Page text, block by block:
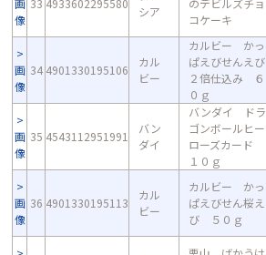
画
像
33 4933602295580
シア
のデビルズチョ
コケーキ
画
像
34 4901330195106
カル
ビー
カルビー かっ
ぱえびせんえび
２倍仕込み ６
０ｇ
画
像
35 4543112951991
バン
ダイ
バンダイ ドラ
ゴンボールヒー
ローズカード
１０ｇ
画
像
36 4901330195113
カル
ビー
カルビー かっ
ぱえびせん桜え
び ５０ｇ